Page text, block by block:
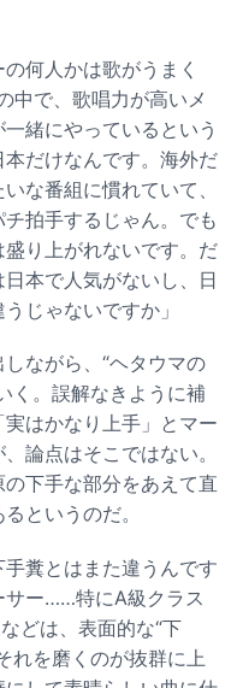
何人かは歌がうまく
中で、歌唱力が高いメ
緒にやっているという
だけなんです。海外だ
な番組に慣れていて、
拍手するじゃん。でも
り上がれないです。だ
本で人気がないし、日
じゃないですか」
ながら、“ヘタウマの
く。誤解なきように補
はかなり上手」とマー
論点はそこではない。
下手な部分をあえて直
というのだ。
手糞とはまた違うんです
サー……特にA級クラス
どは、表面的な“下
れを磨くのが抜群に上